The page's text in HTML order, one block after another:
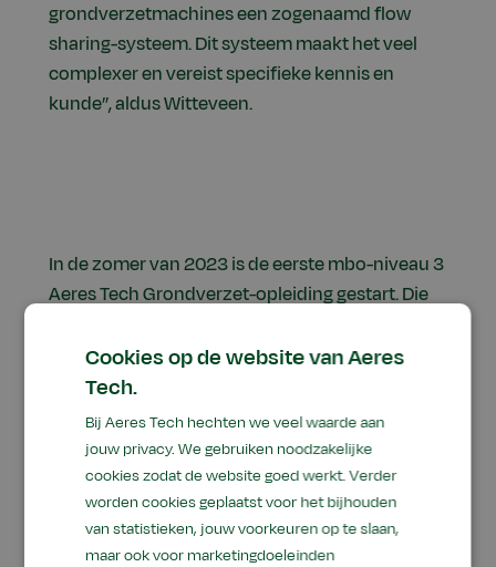
grondverzetmachines een zogenaamd flow
sharing-systeem. Dit systeem maakt het veel
complexer en vereist specifieke kennis en
kunde”, aldus Witteveen.
In de zomer van 2023 is de eerste mbo-niveau 3
Aeres Tech Grondverzet-opleiding gestart. Die
merkonafhankelijke opleiding bestaat volgens
Witteveen grotendeels uit praktijklessen. “Onze
studenten worden het meest enthousiast van
het werk in de praktijk. Daarom bestaan de
lessen voornamelijk uit praktijkopdrachten. Dit
onderscheidt de opleiding van andere scholen”,
aldus Witteveen.
Cookies op de website van Aeres
Tech.
Bij Aeres Tech hechten we veel waarde aan
jouw privacy. We gebruiken noodzakelijke
cookies zodat de website goed werkt. Verder
worden cookies geplaatst voor het bijhouden
van statistieken, jouw voorkeuren op te slaan,
maar ook voor marketingdoeleinden